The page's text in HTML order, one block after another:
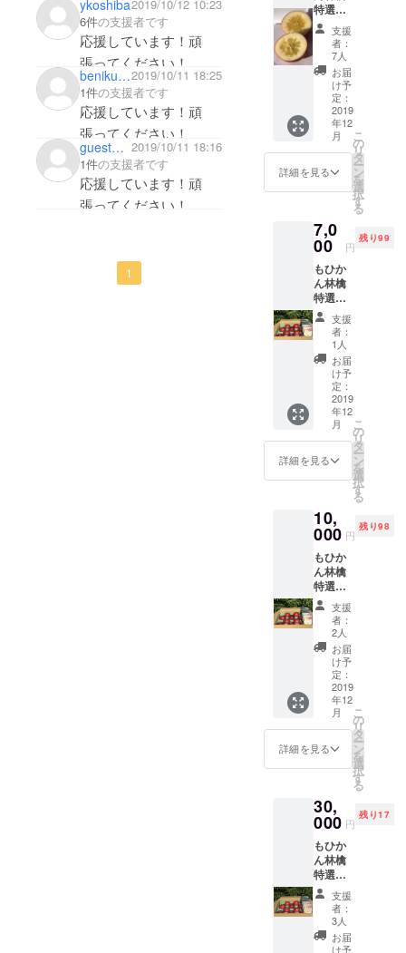
ykoshiba2019/10/12 10:23
6件の支援者です
応援しています！頑
張ってください！
benikurenai2019/10/11 18:25
1件の支援者です
応援しています！頑
張ってください！
gueste2ae3182aa 2019/10/11 18:16
1件の支援者です
応援しています！頑
張ってください！
1
アップ
ルの賞
味期間
は、製
造より
六ヶ月
となっ
ており
ます。
特選
超貴重
品種・
コスモ
サンフ
ジ
3kg（約
9個）
ドライ
アップ
ル1袋
（30
ｇ） 通
常価格
より900
円お得
で
す。
発送前
にご連
絡致し
ます。
ドライ
アップ
ルの賞
味期限
は製造
より
六ヶ月
となっ
ており
ます
支援
者：
7人
お届
け予
定：
2019
年12
月
詳細を見る
こ
の
リ
タ
ー
ン
を
選
択
す
る
7,0
00 円
残り99
もひか
ん林檎
特選
サンフ
ジ
5kg（約
14～18
個）
ドライ
アップ
ル2袋
（60
ｇ） 通
常価格
より
1200円
す。 *発
送前
に、ご
連絡致
しま
す。 *ド
ライ
アップ
ルの賞
味期限
は、製
造より
六ヶ月
となっ
ており
ます。
支援
者：
1人
お届
け予
定：
2019
年12
月
詳細を見る
こ
の
リ
タ
ー
ン
を
選
択
す
る
10,
000 円
残り98
もひか
ん林檎
特選
サンフ
ジ
10kg（
約28～
個）
ドライ
アップ
ル2袋
（60
ｇ） 通
常価格
より
お得で
す。 *発
送前
に、ご
連絡致
しま
す。 *ド
ライ
アップ
ルの賞
味期限
支援
者：
2人
お届
け予
定：
2019
年12
月
詳細を見る
こ
の
リ
タ
ー
ン
を
選
択
す
る
30,
000 円
残り17
もひか
ん林檎
特選
サンフ
ジ
3kg（約
9～10
個）ド
支援
者：
3人
お届
け予